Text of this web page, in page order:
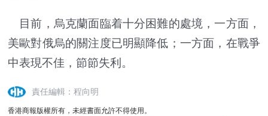
目前，烏克蘭面臨着十分困難的處境，一方面，
美歐對俄烏的關注度已明顯降低；一方面，在戰爭
中表現不佳，節節失利。
責任編輯：程向明
香港商報版權所有，未經書面允許不得使用。